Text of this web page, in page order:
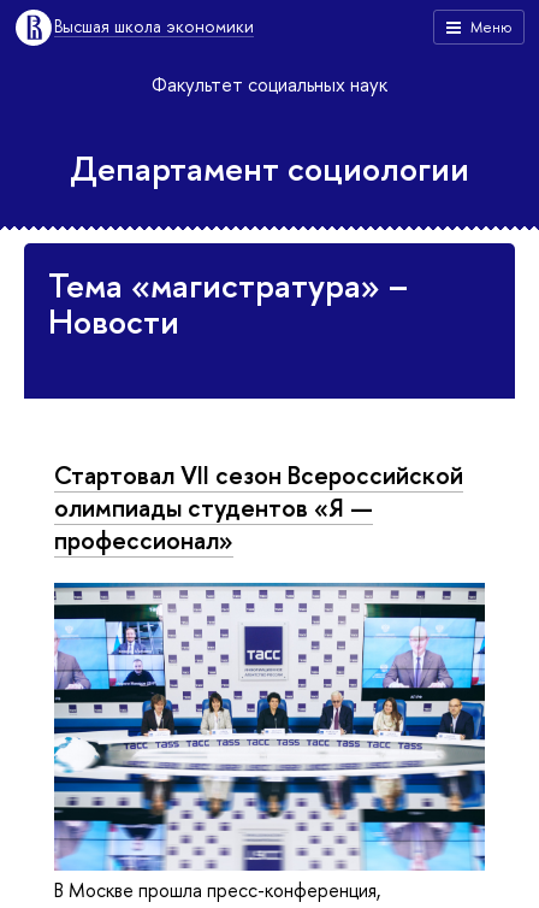
Меню
Высшая школа экономики
Факультет социальных наук
Департамент социологии
Тема «магистратура» –
Новости
Стартовал VII сезон Всероссийской
олимпиады студентов «Я —
профессионал»
В Москве прошла пресс-конференция,